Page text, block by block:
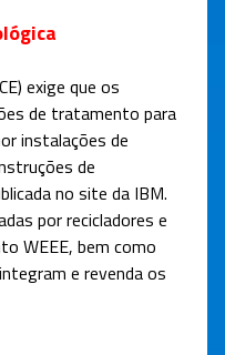
exige que os
de tratamento para
instalações de
de
no site da IBM.
por recicladores e
WEEE, bem como
e revenda os